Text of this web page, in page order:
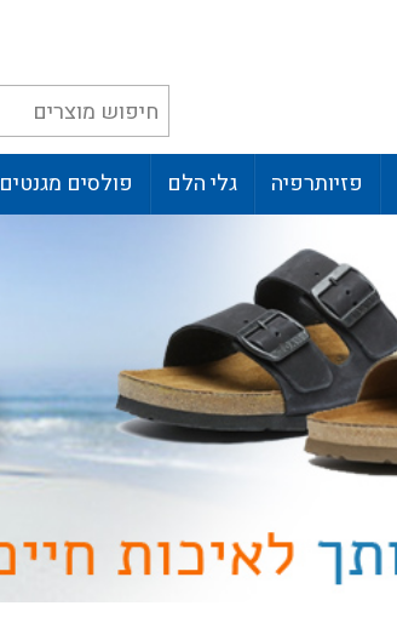
פזיותרפיה גלי הלם פולסים מגנטים